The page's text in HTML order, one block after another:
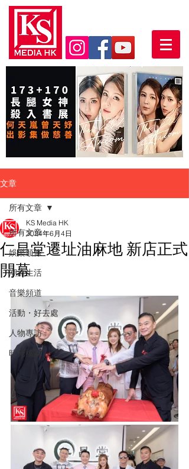
文章
所有文章
娛樂頭條
潮流生活
音樂頻道
活動・好去處
人物專訪
時光檔案
所有文章
仁昌堂遷址油麻地 新店正式
開幕
KS Media HK
2024年6月4日